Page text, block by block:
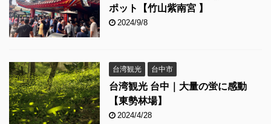
ポット【竹山紫南宮 】
2024/9/8
台湾観光 台中市
台湾観光 台中｜大量の蛍に感動
【東勢林場】
2024/4/28